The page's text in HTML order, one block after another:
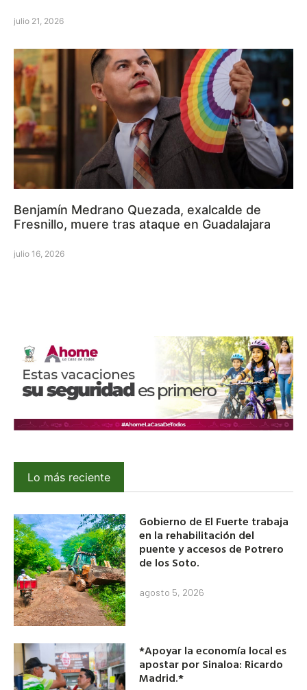
julio 21, 2026
Benjamín Medrano Quezada, exalcalde de
Fresnillo, muere tras ataque en Guadalajara
julio 16, 2026
Lo más reciente
Gobierno de El Fuerte trabaja
en la rehabilitación del
puente y accesos de Potrero
de los Soto.
agosto 5, 2026
*Apoyar la economía local es
apostar por Sinaloa: Ricardo
Madrid.*